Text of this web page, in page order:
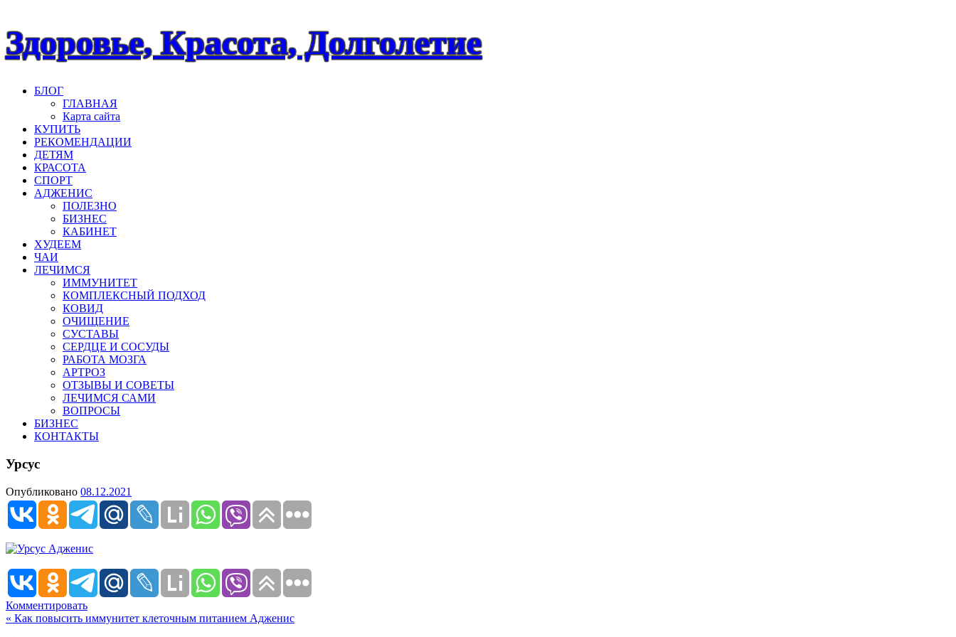
Наверх
Здоровье, Красота, Долголетие
БЛОГ
ГЛАВНАЯ
Карта сайта
КУПИТЬ
РЕКОМЕНДАЦИИ
ДЕТЯМ
КРАСОТА
СПОРТ
АДЖЕНИС
ПОЛЕЗНО
БИЗНЕС
КАБИНЕТ
ХУДЕЕМ
ЧАИ
ЛЕЧИМСЯ
ИММУНИТЕТ
КОМПЛЕКСНЫЙ ПОДХОД
КОВИД
ОЧИЩЕНИЕ
СУСТАВЫ
СЕРДЦЕ И СОСУДЫ
РАБОТА МОЗГА
АРТРОЗ
ОТЗЫВЫ И СОВЕТЫ
ЛЕЧИМСЯ САМИ
ВОПРОСЫ
БИЗНЕС
КОНТАКТЫ
Урсус
Опубликовано 08.12.2021
Комментировать
Навигация
« Как повысить иммунитет клеточным питанием Адженис